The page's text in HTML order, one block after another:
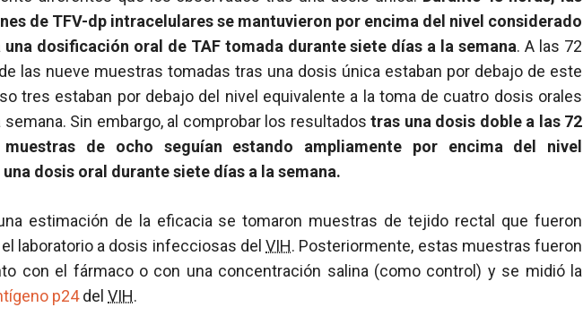
de TFV-dp intracelulares se mantuvieron por encima del nivel considerado
una dosificación oral de TAF tomada durante siete días a la semana. A las 72
las nueve muestras tomadas tras una dosis única estaban por debajo de este
tres estaban por debajo del nivel equivalente a la toma de cuatro dosis orales
semana. Sin embargo, al comprobar los resultadostras una dosis doble a las 72
muestras de ocho seguían estando ampliamente por encima del nivel
dosis oral durante siete días a la semana.
estimación de la eficacia se tomaron muestras de tejido rectal que fueron
laboratorio a dosis infecciosas del VIH. Posteriormente, estas muestras fueron
con el fármaco o con una concentración salina (como control) y se midió la
p24del VIH.